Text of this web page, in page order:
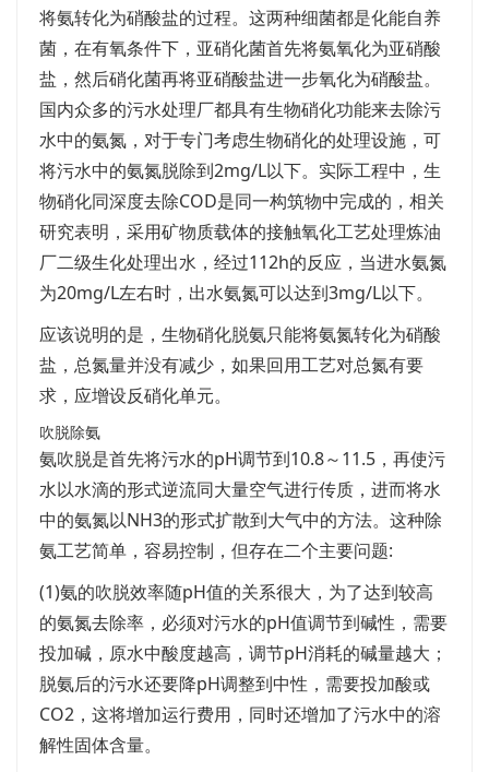
将氨转化为硝酸盐的过程。这两种细菌都是化能自养
菌，在有氧条件下，亚硝化菌首先将氨氧化为亚硝酸
盐，然后硝化菌再将亚硝酸盐进一步氧化为硝酸盐。
国内众多的污水处理厂都具有生物硝化功能来去除污
水中的氨氮，对于专门考虑生物硝化的处理设施，可
将污水中的氨氮脱除到2mg/L以下。实际工程中，生
物硝化同深度去除COD是同一构筑物中完成的，相关
研究表明，采用矿物质载体的接触氧化工艺处理炼油
厂二级生化处理出水，经过112h的反应，当进水氨氮
为20mg/L左右时，出水氨氮可以达到3mg/L以下。
应该说明的是，生物硝化脱氨只能将氨氮转化为硝酸
盐，总氮量并没有减少，如果回用工艺对总氮有要
求，应增设反硝化单元。
吹脱除氨
氨吹脱是首先将污水的pH调节到10.8～11.5，再使污
水以水滴的形式逆流同大量空气进行传质，进而将水
中的氨氮以NH3的形式扩散到大气中的方法。这种除
氨工艺简单，容易控制，但存在二个主要问题:
(1)氨的吹脱效率随pH值的关系很大，为了达到较高
的氨氮去除率，必须对污水的pH值调节到碱性，需要
投加碱，原水中酸度越高，调节pH消耗的碱量越大；
脱氨后的污水还要降pH调整到中性，需要投加酸或
CO2，这将增加运行费用，同时还增加了污水中的溶
解性固体含量。